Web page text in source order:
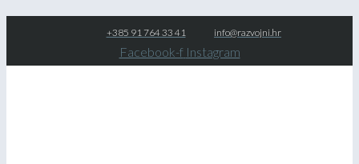
+385 91 764 33 41 info@razvojni.hr
Facebook-f Instagram